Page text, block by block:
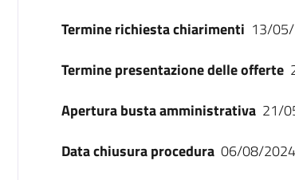
Termine richiesta chiarimenti 13/
Termine presentazione delle offerte
Apertura busta amministrativa 21/
Data chiusura procedura 06/08/2024